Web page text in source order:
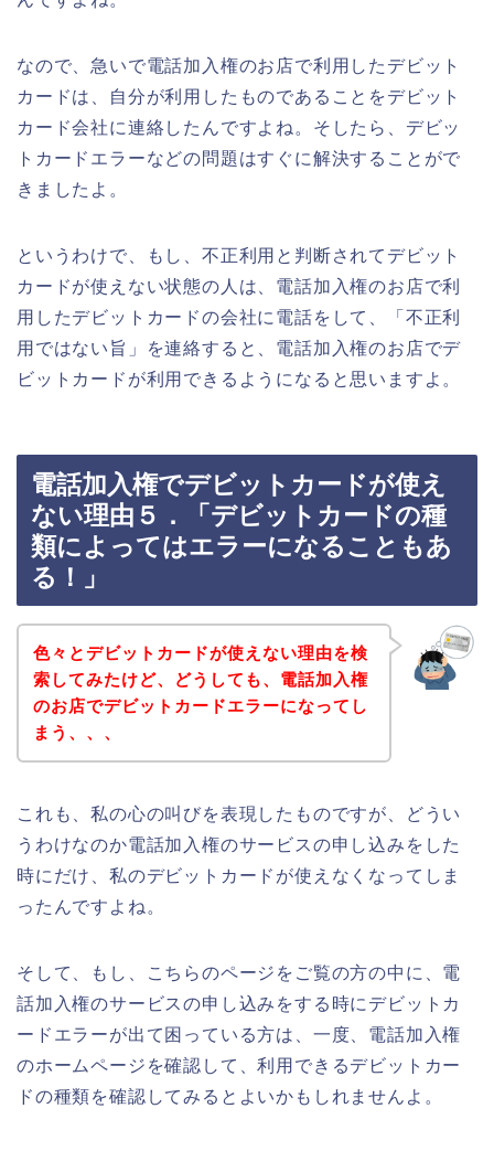
なので、急いで電話加入権のお店で利用したデビット
カードは、自分が利用したものであることをデビット
カード会社に連絡したんですよね。そしたら、デビッ
トカードエラーなどの問題はすぐに解決することがで
きましたよ。
というわけで、もし、不正利用と判断されてデビット
カードが使えない状態の人は、電話加入権のお店で利
用したデビットカードの会社に電話をして、「不正利
用ではない旨」を連絡すると、電話加入権のお店でデ
ビットカードが利用できるようになると思いますよ。
電話加入権でデビットカードが使え
ない理由５．「デビットカードの種
類によってはエラーになることもあ
る！」
色々とデビットカードが使えない理由を検
索してみたけど、どうしても、電話加入権
のお店でデビットカードエラーになってし
まう、、、
これも、私の心の叫びを表現したものですが、どうい
うわけなのか電話加入権のサービスの申し込みをした
時にだけ、私のデビットカードが使えなくなってしま
ったんですよね。
そして、もし、こちらのページをご覧の方の中に、電
話加入権のサービスの申し込みをする時にデビットカ
ードエラーが出て困っている方は、一度、電話加入権
のホームページを確認して、利用できるデビットカー
ドの種類を確認してみるとよいかもしれませんよ。